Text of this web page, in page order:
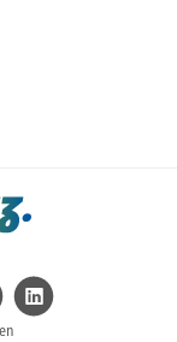
Pinterest